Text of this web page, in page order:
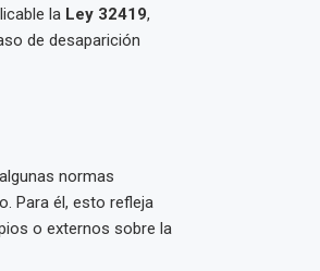
la Ley 32419,
de desaparición
normas
Para él, esto refleja
o externos sobre la